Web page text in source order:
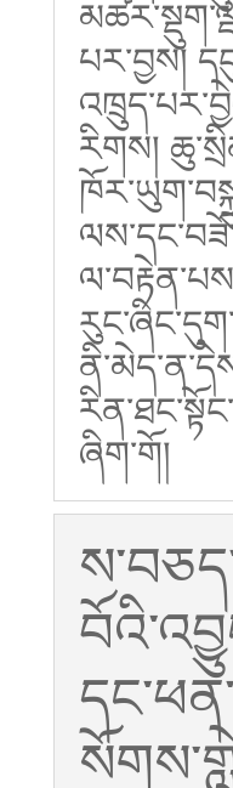
པར་བྱས།
རིགས།
ཞིག་གོ།